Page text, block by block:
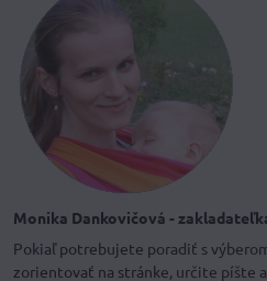
Monika Dankovičová -
Pokiaľ potrebujete poradiť s
zorientovať na stránke, určite píšte